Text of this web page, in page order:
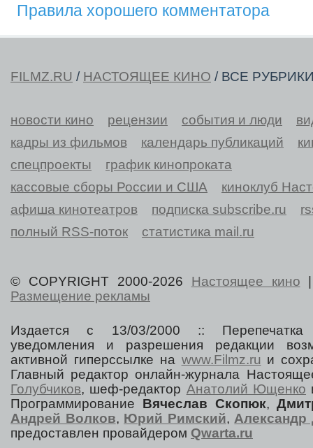
Правила хорошего комментатора
FILMZ.RU / НАСТОЯЩЕЕ КИНО / ВСЕ
новости кино рецензии события и люди
кадры из фильмов
календарь публикаций
спецпроекты
график кинопроката
кассовые сборы России и США
киноклуб
афиша кинотеатров
подписка subscribe.ru
полный RSS-поток
статистика mail.ru
© COPYRIGHT 2000-2026 Настоящее кино
Размещение рекламы
Издается с 13/03/2000 :: Перепечатка
уведомления и разрешения редакции
активной гиперссылке на www.Filmz.ru и
Главный редактор онлайн-журнала
Голубчиков, шеф-редактор Анатолий Ющенко
Программирование Вячеслав Скопюк,
Андрей Волков, Юрий Римский, Александр
предоставлен провайдером Qwarta.ru